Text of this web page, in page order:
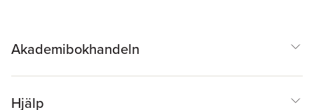
Akademibokhandeln
Hjälp